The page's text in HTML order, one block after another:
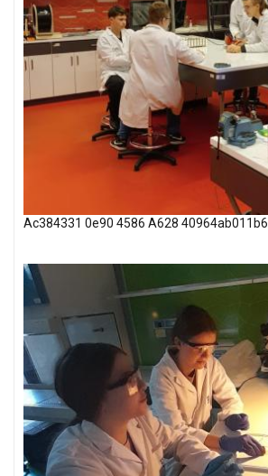
Ac384331 0e90 4586 A628 40964ab011b6